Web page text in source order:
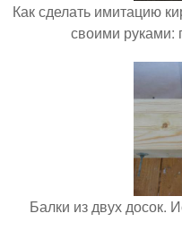
Как сделать имитацию
своими руками:
Балки из двух досок.